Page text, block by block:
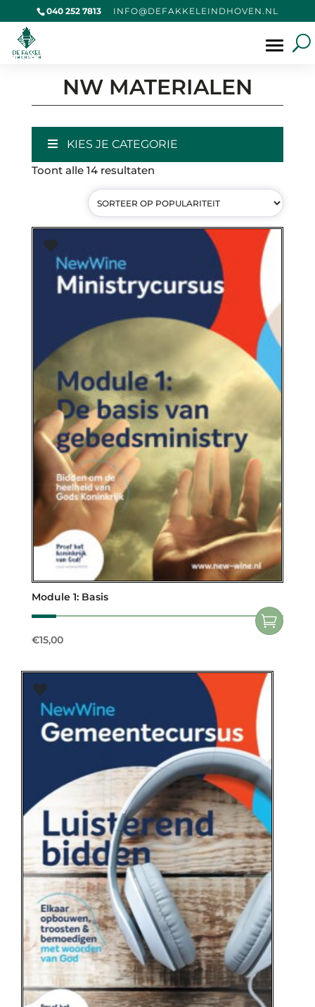
040 252 7813 LN.NE
VOHDN
IELEK
KAFED
@OFNI
Producten
NW MATERIALEN
KIES JE CATEGORIE
Toont alle 14 resultatenGesorteerd
op
populariteit
Module 1: Basis
€15,00